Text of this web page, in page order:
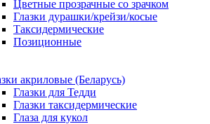
Цветные прозрачные со зрачком
Глазки дурашки/крейзи/косые
Таксидермические
Позиционные
акриловые (Беларусь)
Глазки для Тедди
Глазки таксидермические
Глаза для кукол